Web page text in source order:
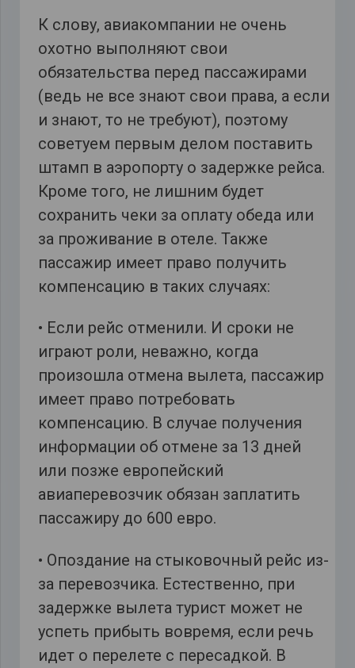
К слову, авиакомпании не очень
охотно выполняют свои
обязательства перед пассажирами
(ведь не все знают свои права, а если
и знают, то не требуют), поэтому
советуем первым делом поставить
штамп в аэропорту о задержке рейса.
Кроме того, не лишним будет
сохранить чеки за оплату обеда или
за проживание в отеле. Также
пассажир имеет право получить
компенсацию в таких случаях:
• Если рейс отменили. И сроки не
играют роли, неважно, когда
произошла отмена вылета, пассажир
имеет право потребовать
компенсацию. В случае получения
информации об отмене за 13 дней
или позже европейский
авиаперевозчик обязан заплатить
пассажиру до 600 евро.
• Опоздание на стыковочный рейс из-
за перевозчика. Естественно, при
задержке вылета турист может не
успеть прибыть вовремя, если речь
идет о перелете с пересадкой. В